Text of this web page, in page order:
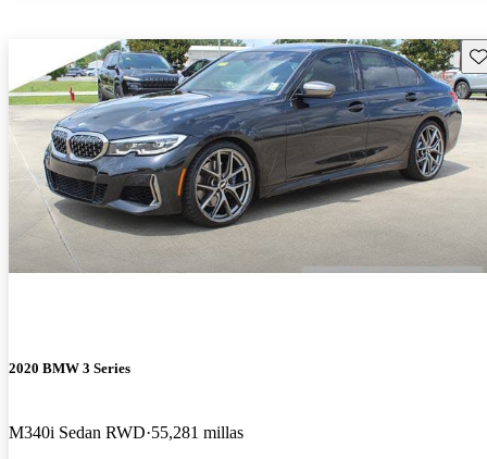
2020 BMW 3 Series
M340i Sedan RWD 55,281 millas